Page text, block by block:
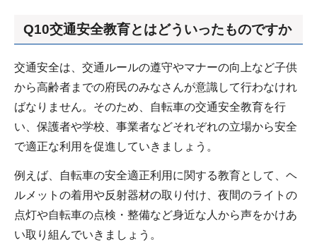
Q10交通安全教育とはどういったものですか
交通安全は、交通ルールの遵守やマナーの向上など子供
から高齢者までの府民のみなさんが意識して行わなけれ
ばなりません。そのため、自転車の交通安全教育を行
い、保護者や学校、事業者などそれぞれの立場から安全
で適正な利用を促進していきましょう。
例えば、自転車の安全適正利用に関する教育として、ヘ
ルメットの着用や反射器材の取り付け、夜間のライトの
点灯や自転車の点検・整備など身近な人から声をかけあ
い取り組んでいきましょう。